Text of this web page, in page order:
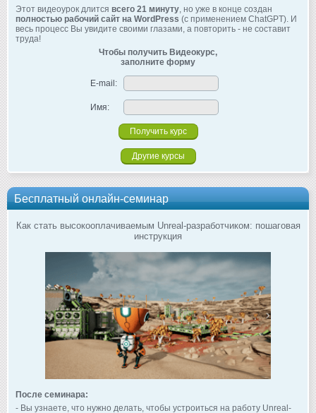
Этот видеоурок длится всего 21 минуту , но уже в конце создан
полностью рабочий сайт на WordPress (с применением ChatGPT). И
весь процесс Вы увидите своими глазами, а повторить - не составит
труда!
Чтобы получить Видеокурс,
заполните форму
E-mail:
Имя:
Другие курсы
Бесплатный онлайн-семинар
Как стать высокооплачиваемым Unreal-разработчиком: пошаговая
инструкция
После семинара:
- Вы узнаете, что нужно делать, чтобы устроиться на работу Unreal-